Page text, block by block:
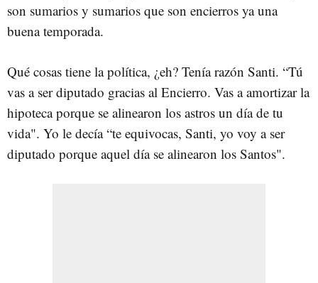
son sumarios y sumarios que son encierros ya una
buena temporada.
Qué cosas tiene la política, ¿eh? Tenía razón Santi. “Tú
vas a ser diputado gracias al Encierro. Vas a amortizar la
hipoteca porque se alinearon los astros un día de tu
vida". Yo le decía “te equivocas, Santi, yo voy a ser
diputado porque aquel día se alinearon los Santos".